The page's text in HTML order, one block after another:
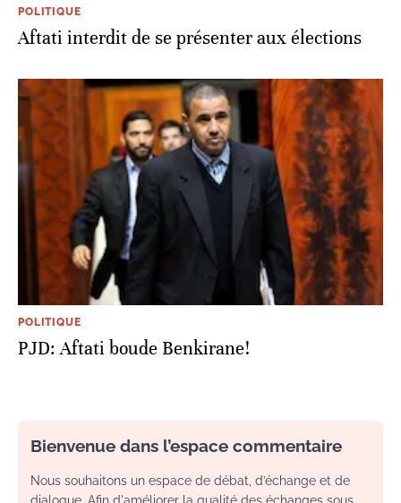
POLITIQUE
Aftati interdit de se présenter aux élections
POLITIQUE
PJD: Aftati boude Benkirane!
Bienvenue dans l’espace commentaire
Nous souhaitons un espace de débat, d’échange et de